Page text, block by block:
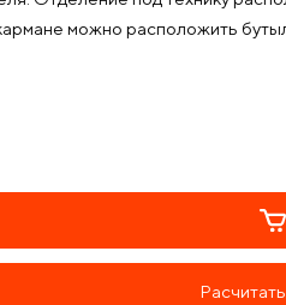
можно расположить